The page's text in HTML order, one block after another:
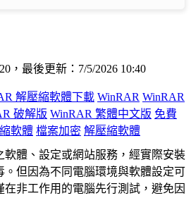
，最後更新：7/5/2026 10:40
解壓縮軟體下載 WinRAR WinRAR
破解版 WinRAR 繁體中文版 免費
軟體 檔案加密 解壓縮軟體
軟體、設定或網站服務，經實際安裝
。但因為不同電腦環境與軟體設定可
非工作用的電腦先行測試，避免因